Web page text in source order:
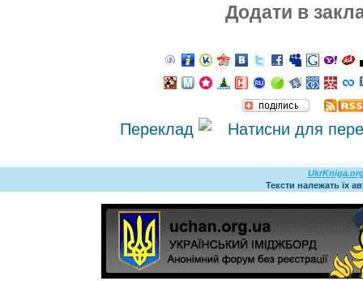
Додати в
Переклад
Тексти належать їх